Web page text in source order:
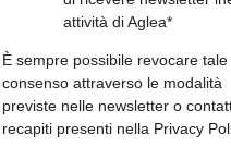
attività di Aglea*
È sempre possibile revocare tale
consenso attraverso le modalità
previste nelle newsletter o
recapiti presenti nella Privacy